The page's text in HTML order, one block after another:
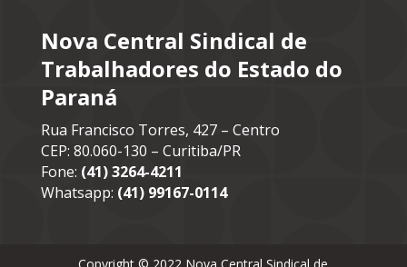
Nova Central Sindical de
Trabalhadores do Estado do
Paraná
Rua Francisco Torres, 427 – Centro
CEP: 80.060-130 – Curitiba/PR
Fone: (41) 3264-4211
Whatsapp: (41) 99167-0114